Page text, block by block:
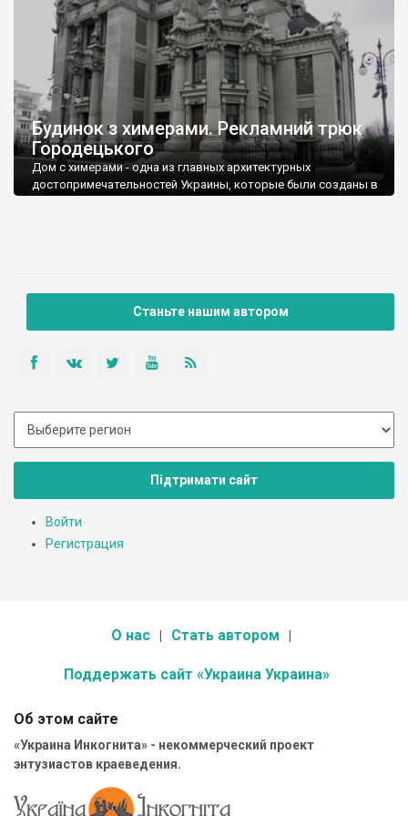
Будинок з химерами. Рекламний трюк
Городецького
Дом с химерами - одна из главных архитектурных
достопримечательностей Украины, которые были созданы в
квартирует Президент Украины. И что интересно - ни одной
Саля, не поставил. Да и возник дом (именно в таком виде)
Станьте нашим автором
Підтримати сайт
Войти
Регистрация
О нас Стать автором
Поддержать сайт «Украина Украина»
Об этом сайте
«Украина Инкогнита» - некоммерческий проект
энтузиастов краеведения.